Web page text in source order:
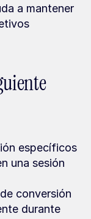
a mantener
específicos
una sesión
conversión
durante